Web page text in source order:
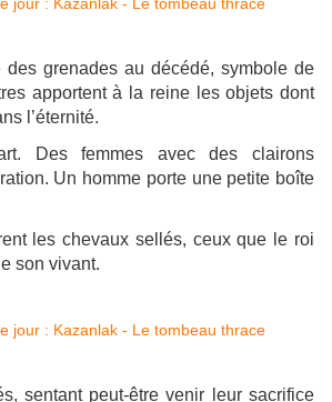
des grenades au décédé, symbole de
apportent à la reine les objets dont
l’éternité.
Des femmes avec des clairons
Un homme porte une petite boîte
les chevaux sellés, ceux que le roi
son vivant.
sentant peut-être venir leur sacrifice